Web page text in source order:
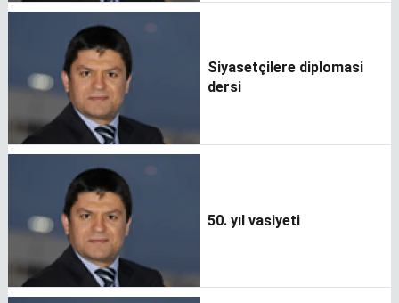
Siyasetçilere diplomasi
dersi
50. yıl vasiyeti